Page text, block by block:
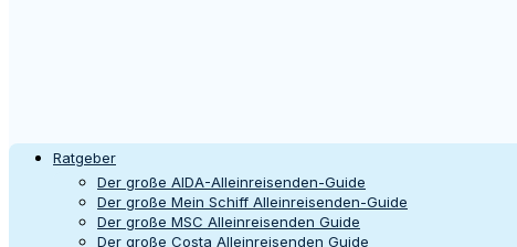
Ratgeber
Der große AIDA-Alleinreisenden-Guide
Der große Mein Schiff Alleinreisenden-Guide
Der große MSC Alleinreisenden Guide
Der große Costa Alleinreisenden Guide